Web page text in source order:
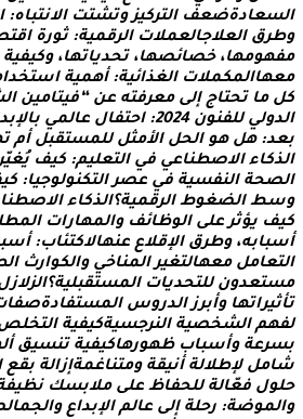
عادةضعف التر كيز وتشتت الن تباه: ال
رق الع لجالعملت الرقمية: ثور ة اقت صاد
هومها، خصائصها، تحدياتها، وكي فية الت
هاالمكملت الغ ذائية: أهمية اس تخدامها
ما تحت اج إلى مع رفته عن “في تامين الشم
ولي للف نون 2024
: احت فال عال مي بال بداع
د: هل هو الح ل المثل للم ستقبل أم تهدي
كاء الصطناعي في التعليم: كيف يغي ر م
حة النفسية في عصر التكنولوجيا: كيف ن
ط الضغوط الرقمية؟الذكاء الصطناعي
يؤث ر على الوظائف والمهارات الم طلوب
بابه، وط رق القلع عنهالكتئاب: أس بابه،
عامل مع هالتغير المناخي والكوارث الط بي
تعدون للتحديات الم ستقبلية؟الزلزل ال
راتها وأب رز الدروس الم ستفادةصفات ال
م الشخصية النر جسيةكيفية التخلص م
رعة وأسباب ظه ورهاكيفية تنسيق ألوا ن
مل لط للة أنيقة ومت ناغمةإزالة بقع الزي
ل فع الة للح فاظ على مل بسك نظ يفة وأ
موضة: رحل ة إلى عال م البداع والجمالصفا